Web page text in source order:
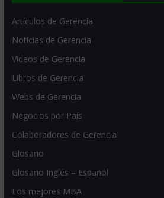
Artículos de Gerencia
Noticias de Gerencia
Videos de Gerencia
Libros de Gerencia
Webs de Gerencia
Negocios por País
Colaboradores de Gerencia
Glosario
Glosario Inglés – Español
Los mejores MBA